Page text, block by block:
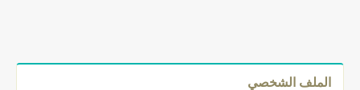
الملف الشخصي